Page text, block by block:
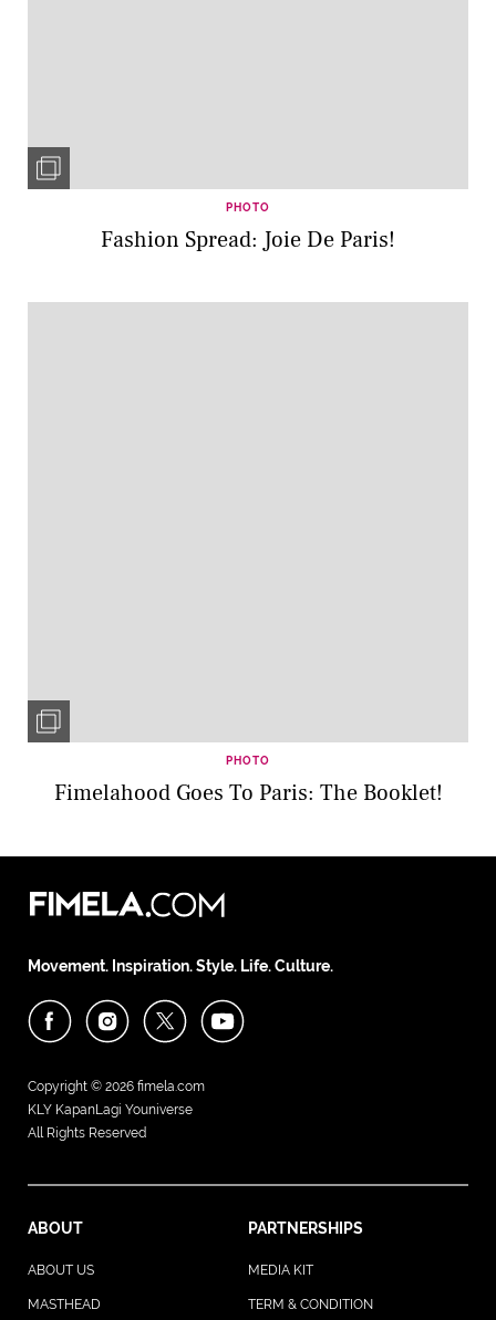
PHOTO
Fashion Spread: Joie De Paris!
PHOTO
Fimelahood Goes To Paris: The Booklet!
Movement. Inspiration. Style. Life. Culture.
Copyright © 2026 fimela.com
KLY KapanLagi Youniverse
All Rights Reserved
ABOUT PARTNERSHIPS
ABOUT US MEDIA KIT
MASTHEAD TERM & CONDITION